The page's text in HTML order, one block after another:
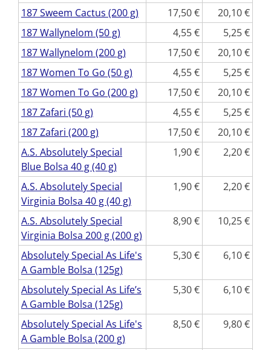
187 Sweem Cactus (200 g)
17,50
20,10
187 Wallynelom (50 g)
4,55
5,25
187 Wallynelom (200 g)
17,50
20,10
187 Women To Go (50 g)
4,55
5,25
187 Women To Go (200 g)
17,50
20,10
187 Zafari (50 g)
4,55
5,25
187 Zafari (200 g)
17,50
20,10
A.S. Absolutely Special
Blue Bolsa 40 g (40 g)
1,90 2,20
A.S. Absolutely Special
Virginia Bolsa 40 g (40 g)
1,90 2,20
A.S. Absolutely Special
Virginia Bolsa 200 g (200 g)
8,90 10,25
Absolutely Special As Life's
A Gamble Bolsa (125g)
5,30 6,10
Absolutely Special As Life’s
A Gamble Bolsa (125g)
5,30 6,10
Absolutely Special As Life's
A Gamble Bolsa (200 g)
8,50 9,80